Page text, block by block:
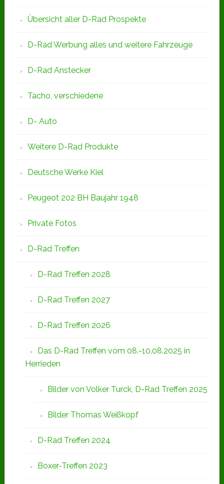
Übersicht aller D-Rad Prospekte
D-Rad Werbung alles und weitere Fahrzeuge
D-Rad Anstecker
Tacho, verschiedene
D- Auto
Weitere D-Rad Produkte
Deutsche Werke Kiel
Peugeot 202 BH Baujahr 1948
Private Fotos
D-Rad Treffen
D-Rad Treffen 2028
D-Rad Treffen 2027
D-Rad Treffen 2026
Das D-Rad Treffen vom 08.-10.08.2025 in
Herrieden
Bilder von Volker Turck, D-Rad Treffen 2025
Bilder Thomas Weißkopf
D-Rad Treffen 2024
Boxer-Treffen 2023